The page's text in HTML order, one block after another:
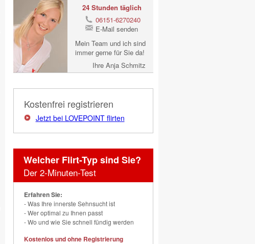
24 Stunden täglich
06151-6270240
E-Mail senden
Mein Team und ich sind
immer gerne für Sie da!
Ihre Anja Schmitz
Kostenfrei registrieren
Jetzt bei LOVEPOINT flirten
Welcher Flirt-Typ sind Sie?
Der 2-Minuten-Test
Erfahren Sie:
Was Ihre innerste Sehnsucht ist
Wer optimal zu Ihnen passt
Wo und wie Sie schnell fündig werden
Kostenlos und ohne Registrierung